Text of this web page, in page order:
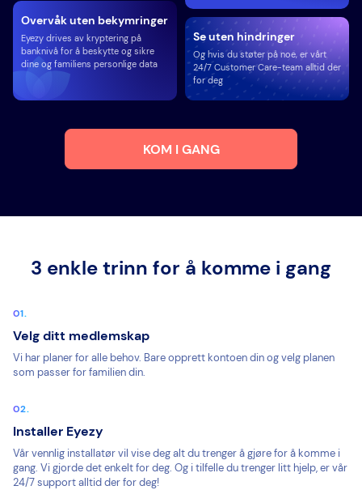
Overvåk uten bekymringer
Eyezy drives av kryptering på
banknivå for å beskytte og sikre
dine og familiens personlige data
Se uten hindringer
Og hvis du støter på noe, er vårt
24/7 Customer Care-team alltid der
for deg
KOM I GANG
3 enkle trinn for å komme i gang
Velg ditt medlemskap
Vi har planer for alle behov. Bare opprett kontoen din og velg planen
som passer for familien din.
Installer Eyezy
Vår vennlig installatør vil vise deg alt du trenger å gjøre for å komme i
gang. Vi gjorde det enkelt for deg. Og i tilfelle du trenger litt hjelp, er vår
24/7 support alltid der for deg!